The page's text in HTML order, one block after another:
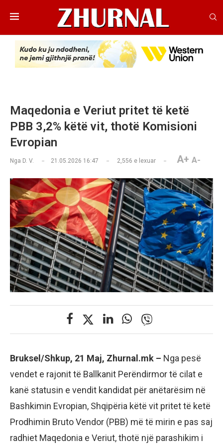
Maqedonia e Veriut pritet të ketë
PBB 3,2% këtë vit, thotë Komisioni
Evropian
Nga D. V. 21.05.2026 16:47 2,556 e lexuar A+ A-
Bruksel/Shkup, 21 Maj, Zhurnal.mk – Nga pesë
vendet e rajonit të Ballkanit Perëndirmor të cilat e
kanë statusin e vendit kandidat për anëtarësim në
Bashkimin Evropian, Shqipëria këtë vit pritet të ketë
Prodhimin Bruto Vendor (PBB) më të mirin e pas saj
radhiet Maqedonia e Veriut, thotë një parashikim i